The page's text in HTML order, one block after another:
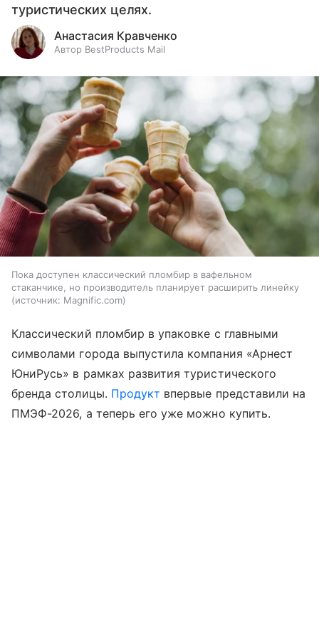
туристических целях.
Анастасия Кравченко
Автор BestProducts Mail
Пока доступен классический пломбир в вафельном
стаканчике, но производитель планирует расширить линейку
источник: Magnific.com
Классический пломбир в упаковке с главными
символами города выпустила компания «Арнест
ЮниРусь» в рамках развития туристического
бренда столицы. Продукт впервые представили на
ПМЭФ-2026, а теперь его уже можно купить.